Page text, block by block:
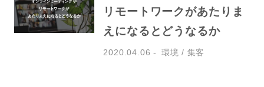
リモートワークがあたりま
えになるとどうなるか
2020.04.06 環境 集客